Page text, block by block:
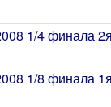
1/4 финала 2я
1/8 финала 1я